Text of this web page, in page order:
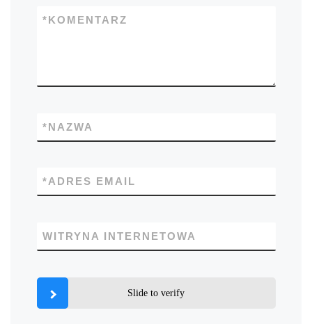
KOMENTARZ
*
NAZWA
*
ADRES EMAIL
*
WITRYNA INTERNETOWA
Slide to verify